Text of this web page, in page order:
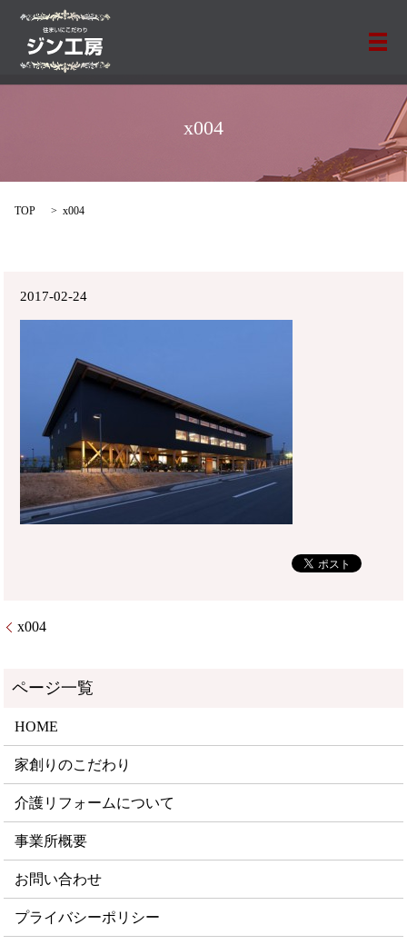
メ
x004
TOP x004
2017-02-24
x004
HOME
家創りのこだわり
介護リフォームについて
事業所概要
お問い合わせ
プライバシーポリシー